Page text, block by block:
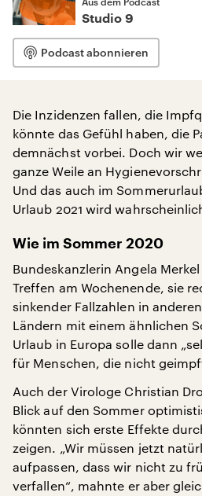
Studio 9
Podcast abonnieren
Die Inzidenzen fallen, die
könnte das Gefühl haben, die
demnächst vorbei. Doch wir
ganze Weile an
Und das auch im
Urlaub 2021 wird
Wie im Sommer 2020
Bundeskanzlerin Angela
Treffen am Wochenende, sie
sinkender Fallzahlen in
Ländern mit einem ähnlichen
Urlaub in Europa solle dann
für Menschen, die nicht
Auch der Virologe Christian
Blick auf den Sommer
könnten sich erste Effekte
zeigen. „Wir müssen jetzt
aufpassen, dass wir nicht zu
verfallen“, mahnte er aber